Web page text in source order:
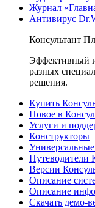
Журнал
Антивирус
Консультант
Эффективный
разных
решения.
Купить
Новое в
Услуги и
Конструкторы
Путеводители
Версии
Описание
Описание
Скачать демо-